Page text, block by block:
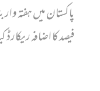
فیصد کا اضافہ